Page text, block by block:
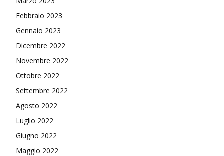
Febbraio 2023
Gennaio 2023
Dicembre 2022
Novembre 2022
Ottobre 2022
Settembre 2022
Agosto 2022
Luglio 2022
Giugno 2022
Maggio 2022